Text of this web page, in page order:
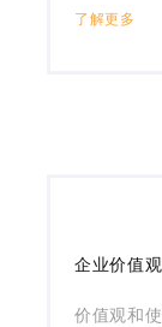
了解更多
企业价值观
价值观和